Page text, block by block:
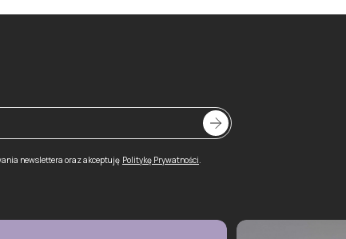
newslettera oraz akceptuję Politykę Prywatności.